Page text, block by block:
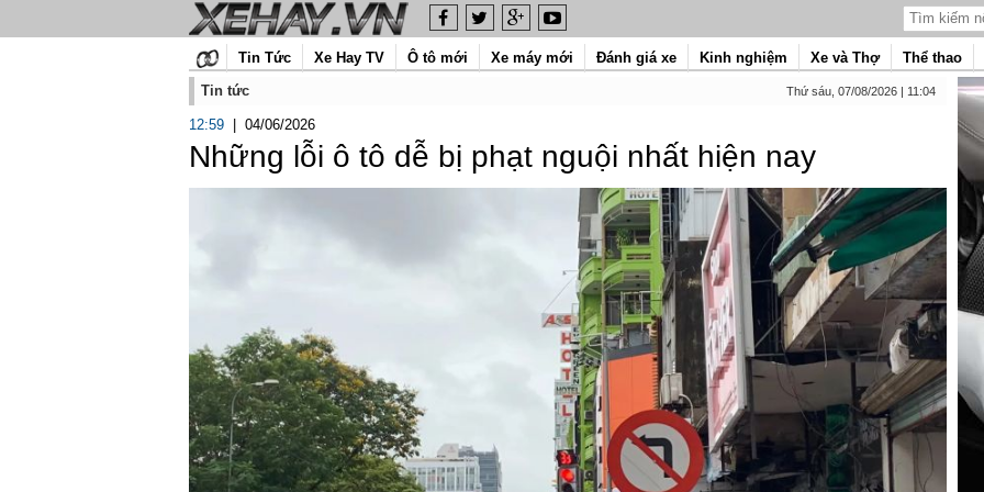
Tin Tức Xe Hay TV Ô tô mới Xe máy mới Đánh giá xe Kinh nghiệm Xe và Thợ Thể thao
Tin tức
Thứ sáu, 07/08/2026 | 11:04
12:59 04/06/2026
Những lỗi ô tô dễ bị phạt nguội nhất hiện nay